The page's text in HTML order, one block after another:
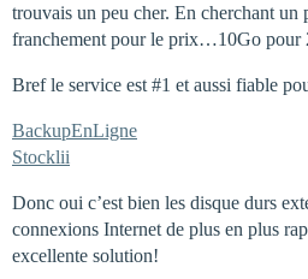
trouvais un peu cher. En cherchant
franchement pour le prix…10Go
Bref le service est #1 et aussi fiable
BackupEnLigne
Stocklii
Donc oui c’est bien les disque durs
connexions Internet de plus en plus
excellente solution!